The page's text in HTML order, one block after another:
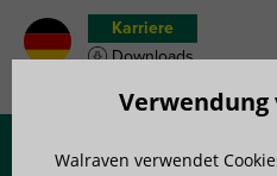
Karriere
Downloads
Verwendung
Walraven verwendet